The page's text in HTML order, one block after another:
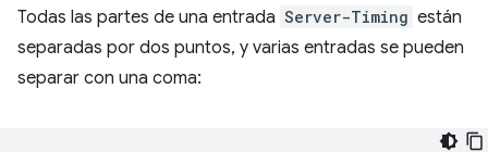
Todas las partes de una entrada Server-Timing están
separadas por dos puntos, y varias entradas se pueden
separar con una coma: